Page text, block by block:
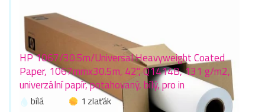
HP 1067/30.5m/Universal Heavyweight Coated
Paper, 1067mmx30.5m, 42", Q1414B, 131 g/m2,
univerzální papír, potahovaný, bílý, pro in
bílá
1 zlaťák